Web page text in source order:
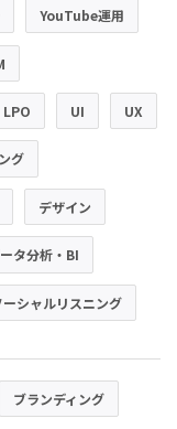
YouTube運用
LPO UI UX
グ
デザイン
タ分析・BI
シャルリスニング
ブランディング